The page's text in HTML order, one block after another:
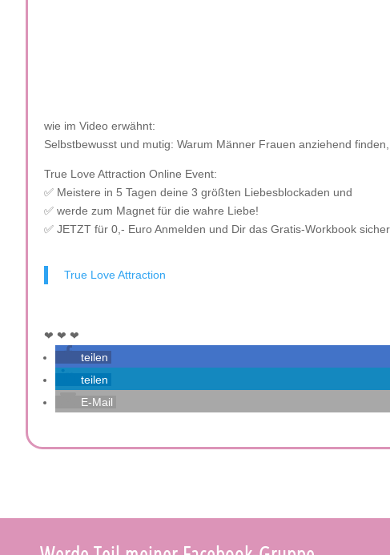
wie im Video erwähnt:
Selbstbewusst und mutig: Warum Männer Frauen anziehend
True Love Attraction Online Event:
✅ Meistere in 5 Tagen deine 3 größten Liebesblockaden und
✅ werde zum Magnet für die wahre Liebe!
✅ JETZT für 0,- Euro Anmelden und Dir das Gratis-Workbook
True Love Attraction
❤ ❤ ❤
teilen
teilen
E-Mail